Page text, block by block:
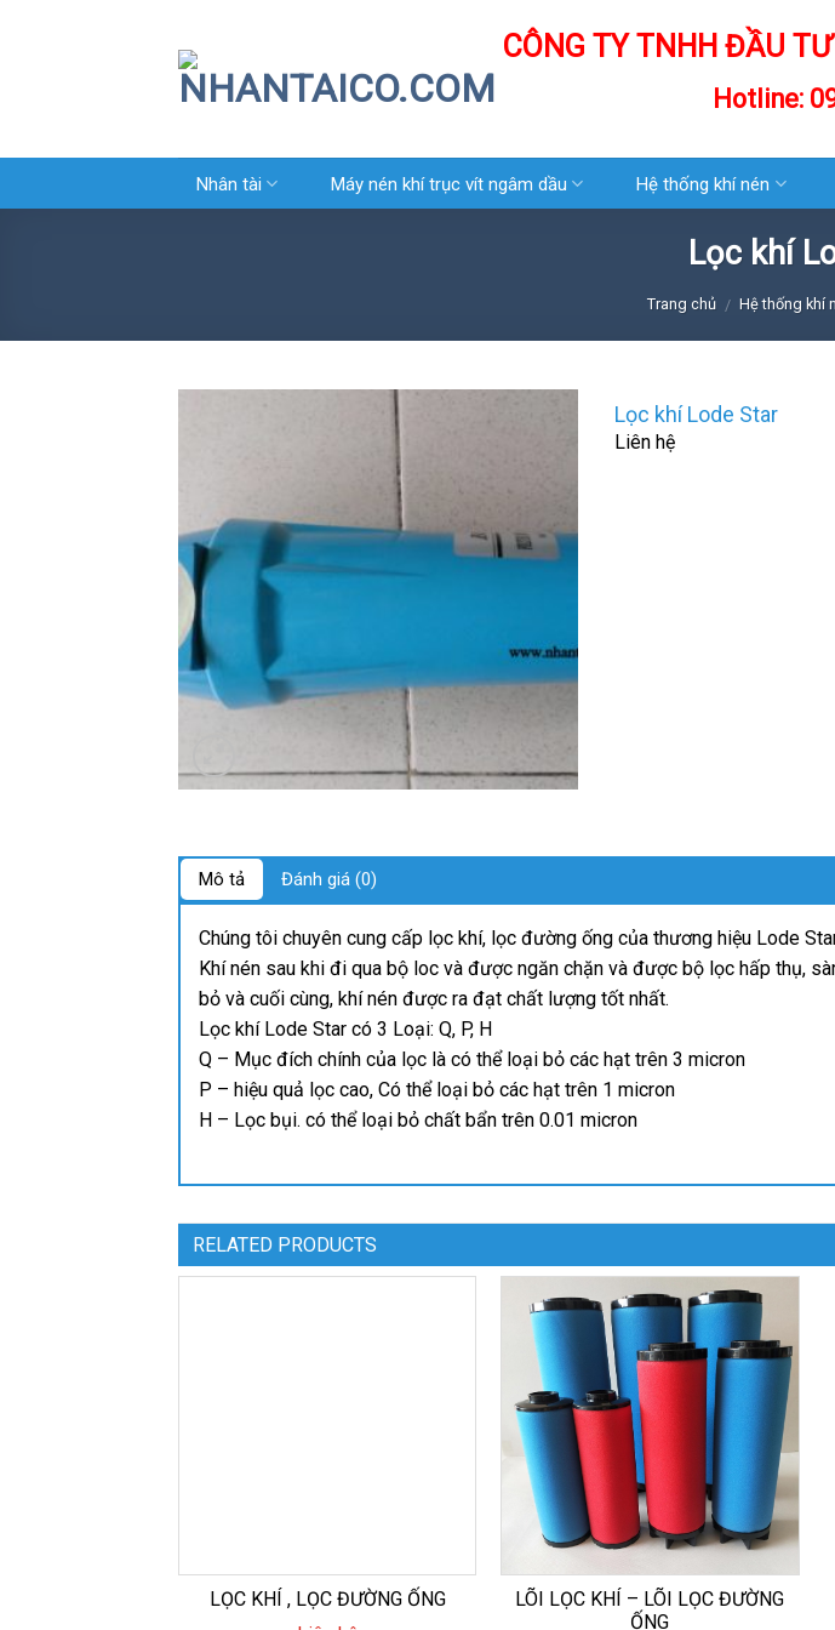
CÔNG TY TNHH ĐẦU
Hotline:
Nhân tài Máy nén khí trục vít ngâm dầu Hệ thống khí nén
Lọc khí
Trang chủ / Hệ thống khí
Lọc khí Lode Star
Liên hệ
Mô tả Đánh giá (0)
Chúng tôi chuyên cung cấp lọc khí, lọc đường ống của thương hiệu Lode
Khí nén sau khi đi qua bộ loc và được ngăn chặn và được bộ lọc hấp thụ,
bỏ và cuối cùng, khí nén được ra đạt chất lượng tốt nhất.
Lọc khí Lode Star có 3 Loại: Q, P, H
Q – Mục đích chính của lọc là có thể loại bỏ các hạt trên 3 micron
P – hiệu quả lọc cao, Có thể loại bỏ các hạt trên 1 micron
H – Lọc bụi. có thể loại bỏ chất bẩn trên 0.01 micron
RELATED PRODUCTS
LỌC KHÍ , LỌC ĐƯỜNG ỐNG
LÕI LỌC KHÍ – LÕI LỌC ĐƯỜNG
ỐNG